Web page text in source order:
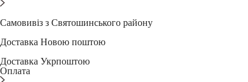
Самовивіз з Святошинського району
Доставка Новою поштою
Доставка Укрпоштою
Оплата